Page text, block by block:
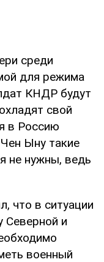
среди
для режима
КНДР будут
свой
в Россию
Ыну такие
не нужны, ведь
что в ситуации
Северной и
военный